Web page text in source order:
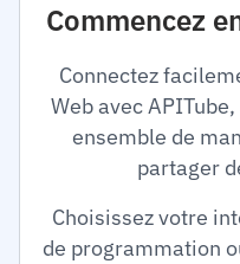
Commencez
Connectez
Web avec
ensemble de
partager
Choisissez votre
de programmation